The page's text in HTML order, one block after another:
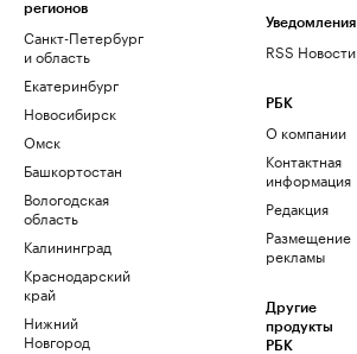
регионов
Санкт-Петербург
и область
Екатеринбург
Новосибирск
Омск
Башкортостан
Вологодская
область
Калининград
Краснодарский
край
Нижний
Новгород
Уведомления
RSS Новости
РБК
О компании
Контактная
информация
Редакция
Размещение
рекламы
Другие
продукты
РБК